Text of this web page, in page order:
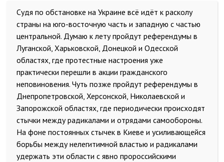
Судя по обстановке на Украине всё идёт к расколу
страны на юго-восточную часть и западную с частью
центральной. Думаю к лету пройдут референдумы в
Луганской, Харьковской, Донецкой и Одесской
областях, где протестные настроения уже
практически перешли в акции гражданского
неповиновения. Чуть позже пройдут референдумы в
Днепропетровской, Херсонской, Николаевской и
Запорожской областях, где периодически происходят
стычки между радикалами и отрядами самообороны.
На фоне постоянных стычек в Киеве и усиливающейся
борьбы между нелегитимной властью и радикалами
удержать эти области с явно пророссийскими